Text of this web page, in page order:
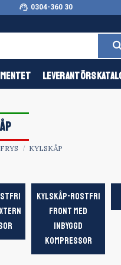
support_agent 0304-360 30
KYLSKÅP
KYLSKÅP-ROSTFRI
FRONT MED
INBYGGD
KOMPRESSOR